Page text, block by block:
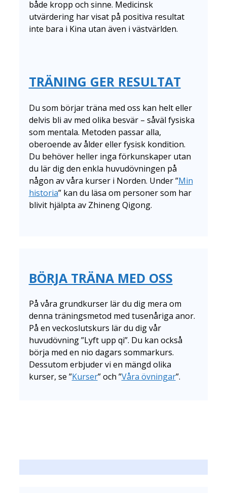
både kropp och sinne. Medicinsk
utvärdering har visat på positiva resultat
inte bara i Kina utan även i västvärlden.
TRÄNING GER RESULTAT
Du som börjar träna med oss kan helt eller
delvis bli av med olika besvär – såväl fysiska
som mentala. Metoden passar alla,
oberoende av ålder eller fysisk kondition.
Du behöver heller inga förkunskaper utan
du lär dig den enkla huvudövningen på
någon av våra kurser i Norden. Under ”Min
historia” kan du läsa om personer som har
blivit hjälpta av Zhineng Qigong.
BÖRJA TRÄNA MED OSS
På våra grundkurser lär du dig mera om
denna träningsmetod med tusenåriga anor.
På en veckoslutskurs lär du dig vår
huvudövning ”Lyft upp qi”. Du kan också
börja med en nio dagars sommarkurs.
Dessutom erbjuder vi en mängd olika
kurser, se ”Kurser” och ”Våra övningar”.